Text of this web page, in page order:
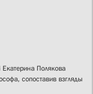
Полякова
сопоставив взгляды